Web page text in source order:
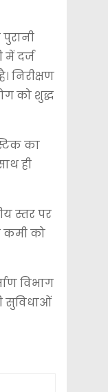
में दर्ज
को शुद्ध
का
ही
स्तर पर
कमी को
विभाग
सुविधाओं